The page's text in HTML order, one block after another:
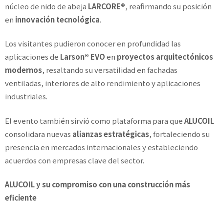
núcleo de nido de abeja LARCORE®, reafirmando su posición
en innovación tecnológica.
Los visitantes pudieron conocer en profundidad las
aplicaciones de Larson® EVOen proyectos arquitectónicos
modernos, resaltando su versatilidad en fachadas
ventiladas, interiores de alto rendimiento y aplicaciones
industriales.
El evento también sirvió como plataforma para queALUCOIL
consolidara nuevas alianzas estratégicas, fortaleciendo su
presencia en mercados internacionales y estableciendo
acuerdos con empresas clave del sector.
ALUCOIL y su compromiso con una construcción más
eficiente